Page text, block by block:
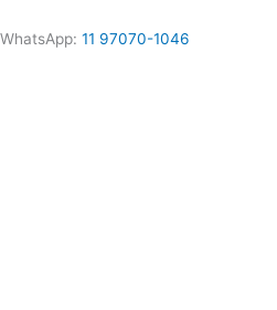
WhatsApp: 11 97070-1046